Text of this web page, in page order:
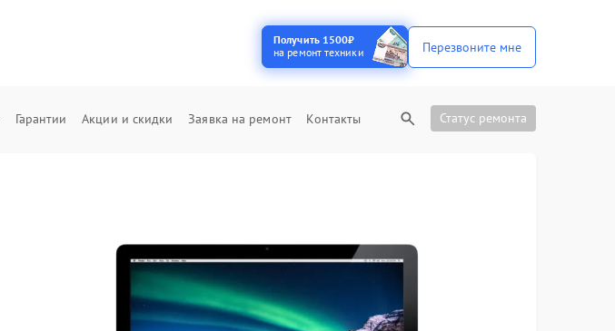
Получить 1500₽
на ремонт техники
Перезвоните мне
Гарантии Акции и скидки Заявка на ремонт Контакты Статус ремонта